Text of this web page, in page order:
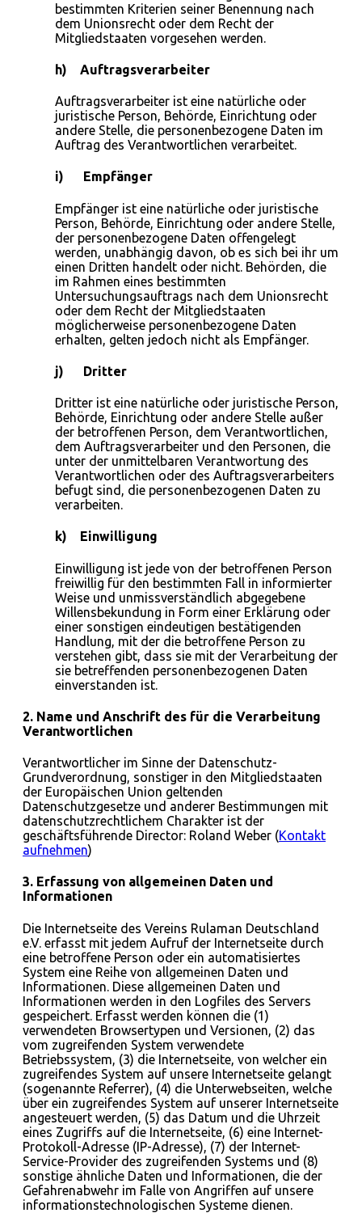
bestimmten Kriterien seiner Benennung nach
dem Unionsrecht oder dem Recht der
Mitgliedstaaten vorgesehen werden.
h) Auftragsverarbeiter
Auftragsverarbeiter ist eine natürliche oder
juristische Person, Behörde, Einrichtung oder
andere Stelle, die personenbezogene Daten im
Auftrag des Verantwortlichen verarbeitet.
i) Empfänger
Empfänger ist eine natürliche oder juristische
Person, Behörde, Einrichtung oder andere Stelle,
der personenbezogene Daten offengelegt
werden, unabhängig davon, ob es sich bei ihr um
einen Dritten handelt oder nicht. Behörden, die
im Rahmen eines bestimmten
Untersuchungsauftrags nach dem Unionsrecht
oder dem Recht der Mitgliedstaaten
möglicherweise personenbezogene Daten
erhalten, gelten jedoch nicht als Empfänger.
j) Dritter
Dritter ist eine natürliche oder juristische Person,
Behörde, Einrichtung oder andere Stelle außer
der betroffenen Person, dem Verantwortlichen,
dem Auftragsverarbeiter und den Personen, die
unter der unmittelbaren Verantwortung des
Verantwortlichen oder des Auftragsverarbeiters
befugt sind, die personenbezogenen Daten zu
verarbeiten.
k) Einwilligung
Einwilligung ist jede von der betroffenen Person
freiwillig für den bestimmten Fall in informierter
Weise und unmissverständlich abgegebene
Willensbekundung in Form einer Erklärung oder
einer sonstigen eindeutigen bestätigenden
Handlung, mit der die betroffene Person zu
verstehen gibt, dass sie mit der Verarbeitung der
sie betreffenden personenbezogenen Daten
einverstanden ist.
2. Name und Anschrift des für die Verarbeitung
Verantwortlichen
Verantwortlicher im Sinne der Datenschutz-
Grundverordnung, sonstiger in den Mitgliedstaaten
der Europäischen Union geltenden
Datenschutzgesetze und anderer Bestimmungen mit
datenschutzrechtlichem Charakter ist der
geschäftsführende Director: Roland Weber (Kontakt
aufnehmen)
3. Erfassung von allgemeinen Daten und
Informationen
Die Internetseite des Vereins Rulaman Deutschland
e.V. erfasst mit jedem Aufruf der Internetseite durch
eine betroffene Person oder ein automatisiertes
System eine Reihe von allgemeinen Daten und
Informationen. Diese allgemeinen Daten und
Informationen werden in den Logfiles des Servers
gespeichert. Erfasst werden können die (1)
verwendeten Browsertypen und Versionen, (2) das
vom zugreifenden System verwendete
Betriebssystem, (3) die Internetseite, von welcher ein
zugreifendes System auf unsere Internetseite gelangt
(sogenannte Referrer), (4) die Unterwebseiten, welche
über ein zugreifendes System auf unserer Internetseite
angesteuert werden, (5) das Datum und die Uhrzeit
eines Zugriffs auf die Internetseite, (6) eine Internet-
Protokoll-Adresse (IP-Adresse), (7) der Internet-
Service-Provider des zugreifenden Systems und (8)
sonstige ähnliche Daten und Informationen, die der
Gefahrenabwehr im Falle von Angriffen auf unsere
informationstechnologischen Systeme dienen.